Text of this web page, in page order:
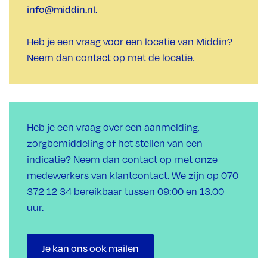
info@middin.nl.
Heb je een vraag voor een locatie van Middin?
Neem dan contact op met de locatie.
Heb je een vraag over een aanmelding,
zorgbemiddeling of het stellen van een
indicatie? Neem dan contact op met onze
medewerkers van klantcontact. We zijn op 070
372 12 34 bereikbaar tussen 09:00 en 13.00
uur.
Je kan ons ook mailen